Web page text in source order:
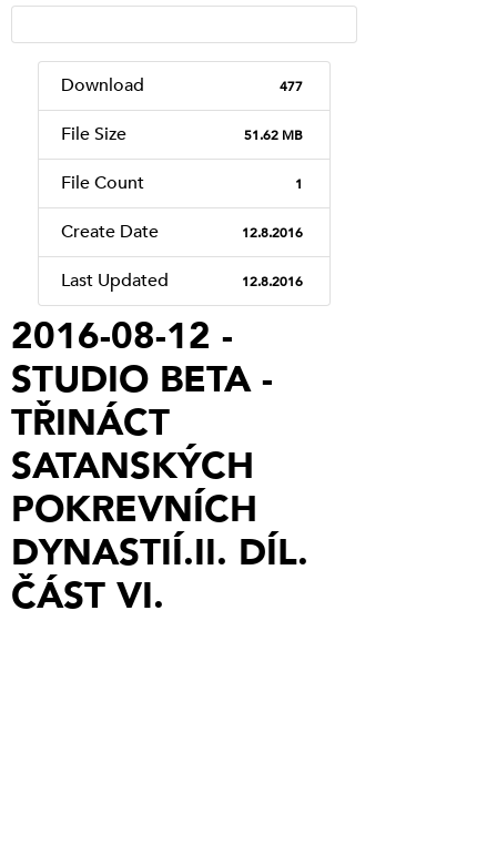
Download 477
File Size 51.62 MB
File Count 1
Create Date 12.8.2016
Last Updated 12.8.2016
2016-08-12 -
STUDIO BETA -
TŘINÁCT
SATANSKÝCH
POKREVNÍCH
DYNASTIÍ.II. DÍL.
ČÁST VI.